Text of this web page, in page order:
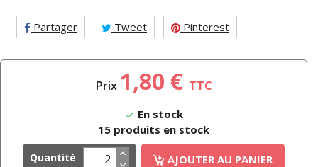
Partager Tweet Pinterest
Prix 1,80 € TTC
 En stock
15 produits en stock
Quantité
AJOUTER AU PANIER